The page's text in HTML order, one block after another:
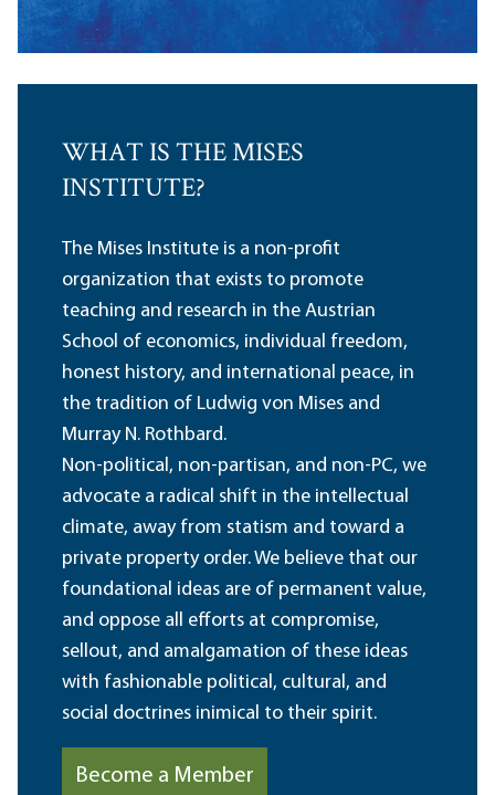
WHAT IS THE MISES
INSTITUTE?
The Mises Institute is a non-profit
organization that exists to promote
teaching and research in the Austrian
School of economics, individual freedom,
honest history, and international peace, in
the tradition of Ludwig von Mises and
Murray N. Rothbard.
Non-political, non-partisan, and non-PC, we
advocate a radical shift in the intellectual
climate, away from statism and toward a
private property order. We believe that our
foundational ideas are of permanent value,
and oppose all efforts at compromise,
sellout, and amalgamation of these ideas
with fashionable political, cultural, and
social doctrines inimical to their spirit.
Become a Member